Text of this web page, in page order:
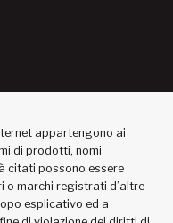
appartengono ai
di prodotti, nomi
citati possono essere
o marchi registrati d’altre
esplicativo ed a